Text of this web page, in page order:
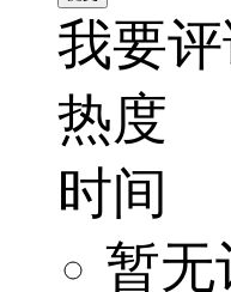
我要
热度
时间
暂无